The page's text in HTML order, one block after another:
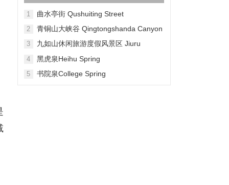
1 曲水亭街 Qushuiting Street
2 青铜山大峡谷 Qingtongshanda Canyon
3
九如山休闲旅游度假风景区 Jiuru
4 黑虎泉Heihu Spring
5 书院泉College Spring